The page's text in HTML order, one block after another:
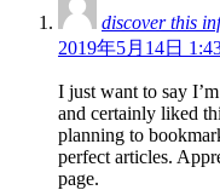
discover this
2019年5月14日
I just want to say
and certainly liked
planning to
perfect articles.
page.